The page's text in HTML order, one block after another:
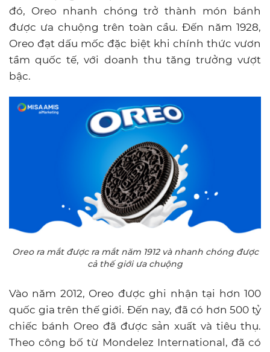
đó, Oreo nhanh chóng trở thành món bánh
được ưa chuộng trên toàn cầu. Đến năm 1928,
Oreo đạt dấu mốc đặc biệt khi chính thức vươn
tầm quốc tế, với doanh thu tăng trưởng vượt
bậc.
Oreo ra mắt được ra mắt năm 1912 và nhanh chóng được
cả thế giới ưa chuộng
Vào năm 2012, Oreo được ghi nhận tại hơn 100
quốc gia trên thế giới. Đến nay, đã có hơn 500 tỷ
chiếc bánh Oreo đã được sản xuất và tiêu thụ.
Theo công bố từ Mondelez International, đã có